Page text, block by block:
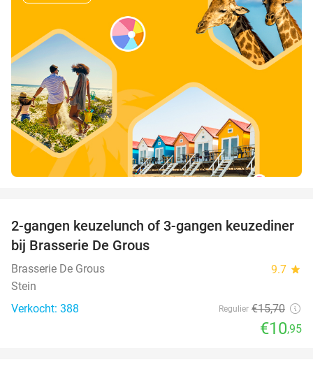
30%
2-gangen keuzelunch of 3-gangen keuzediner
bij Brasserie De Grous
Brasserie De Grous 9.7 star
Stein
Verkocht: 388
Regulier €15,70
€10,95